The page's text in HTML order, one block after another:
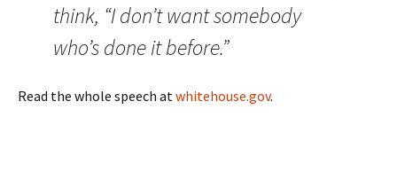
think, “I don’t want somebody
who’s done it before.”
Read the whole speech at whitehouse.gov.